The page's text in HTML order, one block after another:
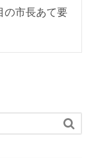
の市長あて要
